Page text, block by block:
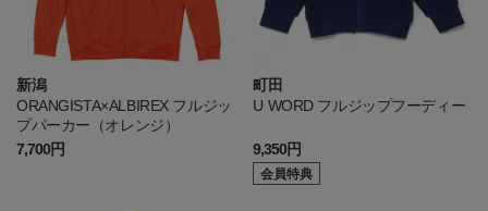
新潟
ORANGISTA×ALBIREX フルジッ
プパーカー（オレンジ）
7,700円
町田
U WORD フルジップフーディー
9,350円
会員特典